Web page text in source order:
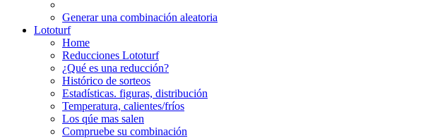
Generar una combinación aleatoria
Lototurf
Home
Reducciones Lototurf
¿Qué es una reducción?
Histórico de sorteos
Estadísticas. figuras, distribución
Temperatura, calientes/fríos
Los qúe mas salen
Compruebe su combinación